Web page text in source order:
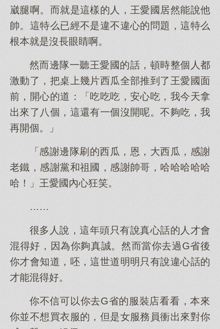
崴腿啊。而就是這樣的人，王愛國居然能說他
帥。這特么已經不是違不違心的問題，這特么
根本就是沒長眼睛啊。
然而邊隊一聽王愛國的話，頓時整個人都
激動了，把桌上幾片西瓜全部推到了王愛國面
前，開心的道：「吃吃吃，安心吃，我今天拿
出來了八個，這還有一個沒開呢。不夠吃，我
再開個。」
「感謝邊隊刷的西瓜，恩，大西瓜，感謝
老鐵，感謝黨和祖國，感謝帥哥，哈哈哈哈哈
哈！」王愛國內心狂笑。
……
很多人說，這年頭只有說真心話的人才會
混得好，因為你夠真誠。然而當你去過G省後
你才會知道，呸，這世道明明只有說違心話的
才能混得好。
你不信可以你去G省的服裝店看看，本來
你並不想買衣服的，但是女服務員衝出來對你